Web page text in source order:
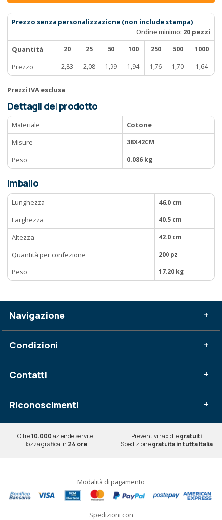
Prezzo senza personalizzazione (non include stampa)
Ordine minimo: 20 pezzi
Quantità
20 25 50 100 250 500 1000
Prezzo 2,83 2,08 1,99 1,94 1,76 1,70 1,64
Prezzi IVA esclusa
Dettagli del prodotto
Materiale
Cotone
Misure
38X42CM
Peso 0.086 kg
Imballo
Lunghezza
46.0 cm
Larghezza
40.5 cm
Altezza 42.0 cm
Quantità per confezione 200 pz
Peso 17.20 kg
Navigazione +
Condizioni +
Contatti +
Riconoscimenti +
Oltre10.000aziende servite Preventivi rapidi egratuiti
Bozza grafica in 24 ore Spedizionegratuita in tutta Italia
Modalità di pagamento
Spedizioni con